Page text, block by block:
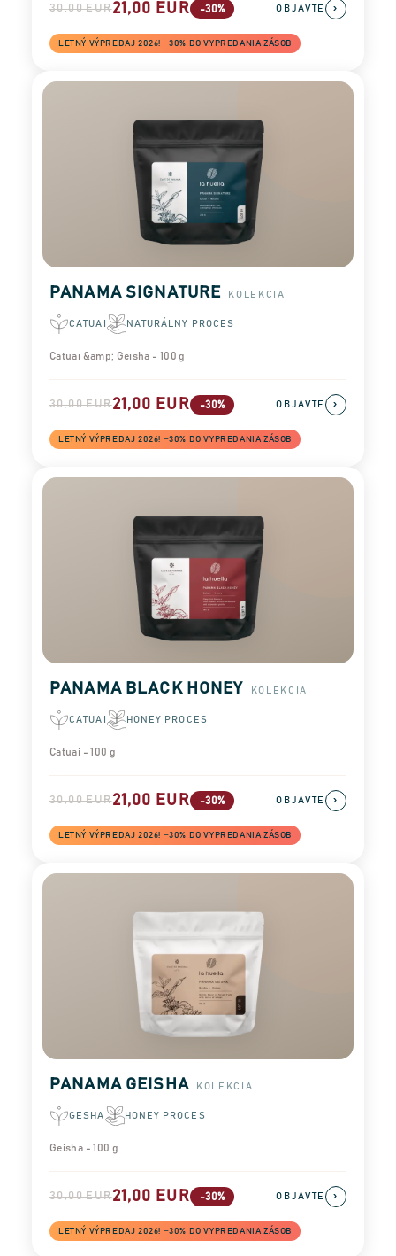
30,00 EUR21,00 EUR -30%
LETNÝ VÝPREDAJ 2026! −30% DO VYPREDANIA ZÁSOB
OBJAVTE ›
PANAMA SIGNATURE KOLEKCIA
CATUAI NATURÁLNY PROCES
Catuai &amp; Geisha - 100 g
30,00 EUR21,00 EUR -30%
LETNÝ VÝPREDAJ 2026! −30% DO VYPREDANIA ZÁSOB
OBJAVTE ›
PANAMA BLACK HONEY KOLEKCIA
CATUAI HONEY PROCES
Catuai - 100 g
30,00 EUR21,00 EUR -30%
LETNÝ VÝPREDAJ 2026! −30% DO VYPREDANIA ZÁSOB
OBJAVTE ›
PANAMA GEISHA KOLEKCIA
GESHA HONEY PROCES
Geisha - 100 g
30,00 EUR21,00 EUR -30%
LETNÝ VÝPREDAJ 2026! −30% DO VYPREDANIA ZÁSOB
OBJAVTE ›